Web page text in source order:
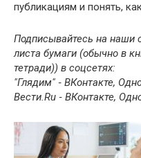
публикациям и понять,
Подписывайтесь на наши
листа бумаги (обычно в
тетради)) в соцсетях:
"Глядим" ‐ ВКонтакте,
Вести.Ru ‐ ВКонтакте,